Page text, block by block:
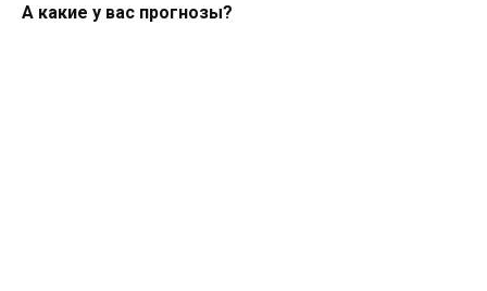
А какие у вас прогнозы?